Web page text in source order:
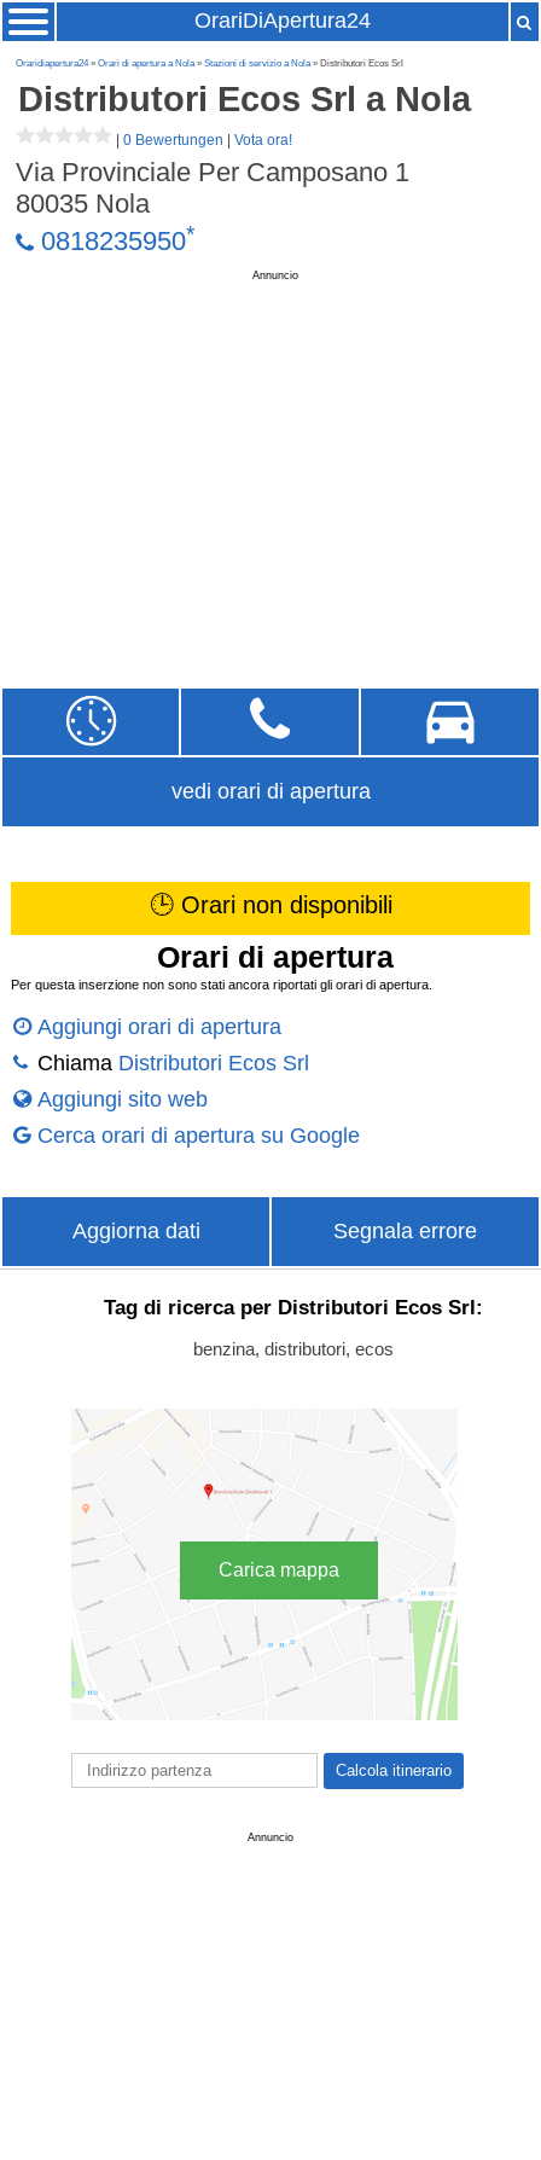
OrariDiApertura24
Oraridiapertura24»Orari di apertura a Nola»Stazioni di servizio a Nola» Distributori Ecos Srl
Distributori Ecos Srl a Nola
|0 Bewertungen |Vota ora!
Via Provinciale Per Camposano 1
80035 Nola
0818235950*
Annuncio
vedi orari di apertura
🕒 Orari non disponibili
Orari di apertura
Per questa inserzione non sono stati ancora riportati gli orari di apertura.
Aggiungi orari di apertura
Chiama Distributori Ecos Srl
Aggiungi sito web
Cerca orari di apertura su Google
Aggiorna dati Segnala errore
Tag di ricerca per Distributori Ecos Srl:
benzina, distributori, ecos
Carica mappa
Annuncio